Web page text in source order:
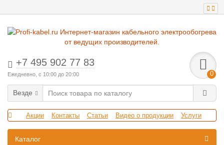
+7 495 902 77 83
Ежедневно, с 10:00 до 20:00 0
Везде
Акции Контакты Статьи Видео о продукции Услуги
Каталог